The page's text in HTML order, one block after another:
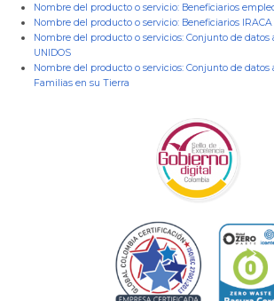
Nombre del producto o servicio: Beneficiarios
Nombre del producto o servicio: Beneficiarios IRACA
Nombre del producto o servicios: Conjunto de datos
UNIDOS
Nombre del producto o servicios: Conjunto de datos
Familias en su Tierra